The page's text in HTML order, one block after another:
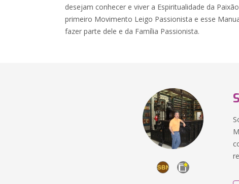
desejam conhecer e viver a Espiritualidade da
primeiro Movimento Leigo Passionista e esse
fazer parte dele e da Família Passionista.